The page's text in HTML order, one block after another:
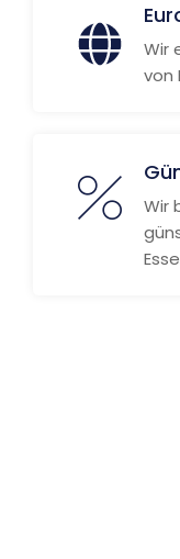
Wir
von
Wir